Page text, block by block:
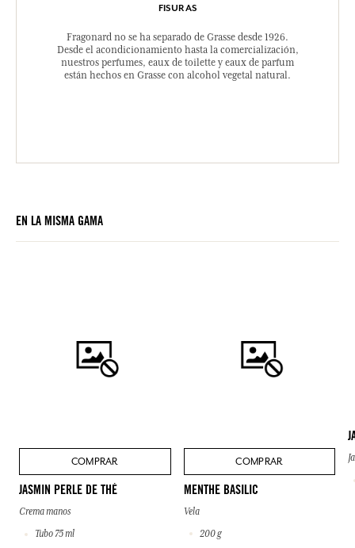
FISURAS
Fragonard no se ha separado de Grasse desde 1926.
Desde el acondicionamiento hasta la comercialización,
nuestros perfumes, eaux de toilette y eaux de parfum
están hechos en Grasse con alcohol vegetal natural.
EN LA MISMA GAMA
COMPRAR
JASMIN PERLE DE THÉ
Crema manos
Tubo 75 ml
COMPRAR
MENTHE BASILIC
Vela
200 g